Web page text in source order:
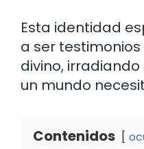
Esta identidad
a ser
divino,
un mundo
Contenidos